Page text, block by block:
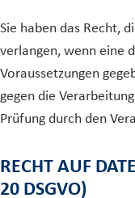
Sie haben das Recht,
verlangen, wenn eine
Voraussetzungen
gegen die
Prüfung durch den
RECHT AUF
20 DSGVO)